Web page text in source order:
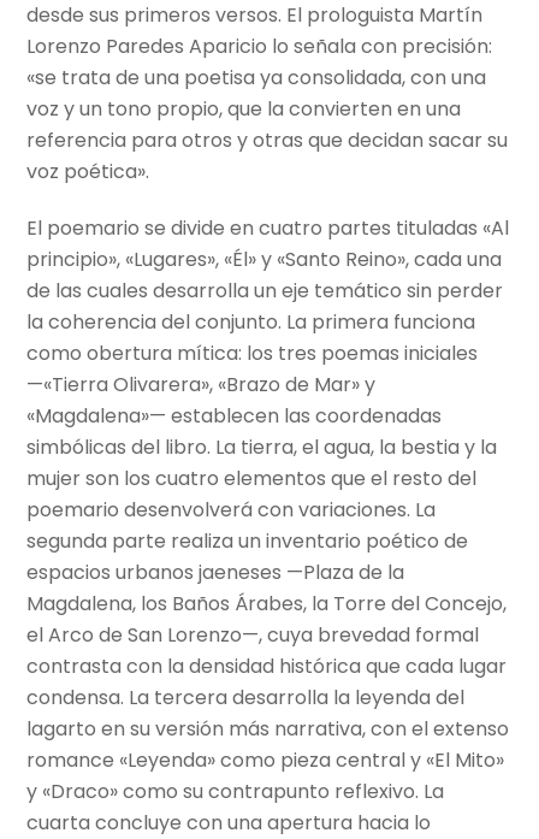
desde sus primeros versos. El prologuista Martín
Lorenzo Paredes Aparicio lo señala con precisión:
«se trata de una poetisa ya consolidada, con una
voz y un tono propio, que la convierten en una
referencia para otros y otras que decidan sacar su
voz poética».
El poemario se divide en cuatro partes tituladas «Al
principio», «Lugares», «Él» y «Santo Reino», cada una
de las cuales desarrolla un eje temático sin perder
la coherencia del conjunto. La primera funciona
como obertura mítica: los tres poemas iniciales
—«Tierra Olivarera», «Brazo de Mar» y
«Magdalena»— establecen las coordenadas
simbólicas del libro. La tierra, el agua, la bestia y la
mujer son los cuatro elementos que el resto del
poemario desenvolverá con variaciones. La
segunda parte realiza un inventario poético de
espacios urbanos jaeneses —Plaza de la
Magdalena, los Baños Árabes, la Torre del Concejo,
el Arco de San Lorenzo—, cuya brevedad formal
contrasta con la densidad histórica que cada lugar
condensa. La tercera desarrolla la leyenda del
lagarto en su versión más narrativa, con el extenso
romance «Leyenda» como pieza central y «El Mito»
y «Draco» como su contrapunto reflexivo. La
cuarta concluye con una apertura hacia lo